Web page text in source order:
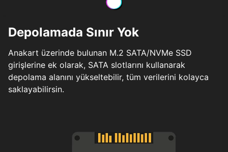
Depolamada Sınır Yok
Anakart üzerinde bulunan M.2 SATA/NVMe SSD
girişlerine ek olarak, SATA slotlarını kullanarak
depolama alanını yükseltebilir, tüm verilerini kolayca
saklayabilirsin.